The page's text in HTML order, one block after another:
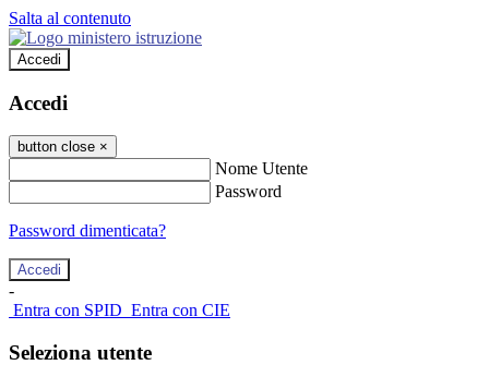
Salta al contenuto
Accedi
Accedi
button close ×
Nome Utente
Password
Password dimenticata?
-
Entra con SPID Entra con CIE
Seleziona utente